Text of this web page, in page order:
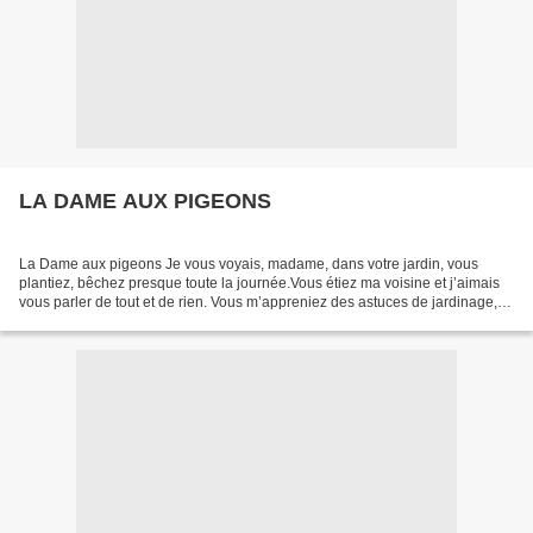
LA DAME AUX PIGEONS
La Dame aux pigeons Je vous voyais, madame, dans votre jardin, vous
plantiez, bêchez presque toute la journée.Vous étiez ma voisine et j’aimais
vous parler de tout et de rien. Vous m’appreniez des astuces de jardinage,